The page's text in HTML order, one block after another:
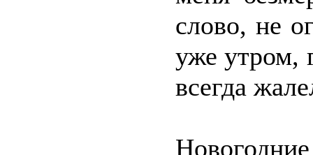
слово, не
уже утром,
всегда